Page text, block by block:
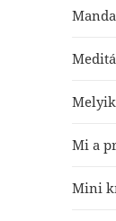
Mi a
Mini